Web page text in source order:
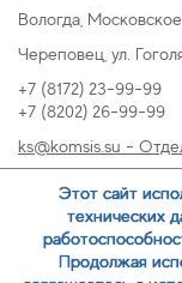
Вологда,
Череповец, ул.
+7 (8172) 23-99-99
+7 (8202) 26-99-99
ks@komsis.su -
oz@komsis.su -
ЗАКАЗАТЬ
Этот сайт
технических
Продолжая